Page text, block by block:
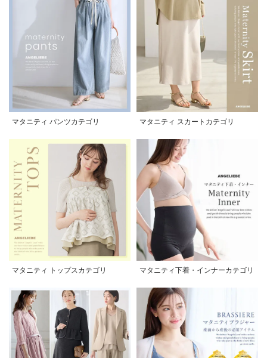
マタニティ パンツカテゴリ マタニティ スカートカテゴリ
マタニティ トップスカテゴリ マタニティ下着・インナーカテゴリ